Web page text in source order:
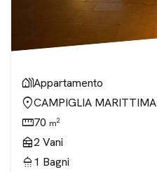
holiday_villageAppartamento
location_onCAMPIGLIA MARITTIMA
straighten70 m2
nest_multi_room2 Vani
shower1 Bagni